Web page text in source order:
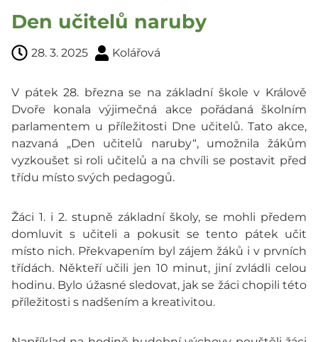
Den učitelů naruby
28. 3. 2025 Kolářová
V pátek 28. března se na základní škole v Králově
Dvoře konala výjimečná akce pořádaná školním
parlamentem u příležitosti Dne učitelů. Tato akce,
nazvaná „Den učitelů naruby“, umožnila žákům
vyzkoušet si roli učitelů a na chvíli se postavit před
třídu místo svých pedagogů.
Žáci 1. i 2. stupně základní školy, se mohli předem
domluvit s učiteli a pokusit se tento pátek učit
místo nich. Překvapením byl zájem žáků i v prvních
třídách. Někteří učili jen 10 minut, jiní zvládli celou
hodinu. Bylo úžasné sledovat, jak se žáci chopili této
příležitosti s nadšením a kreativitou.